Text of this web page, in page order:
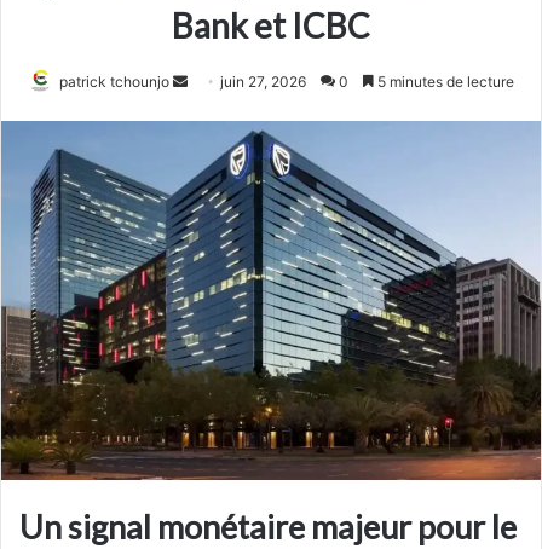
Bank et ICBC
patrick tchounjo
Envoyerjuin 27, 2026 0 5 minutes de lecture
Un signal monétaire majeur pour le